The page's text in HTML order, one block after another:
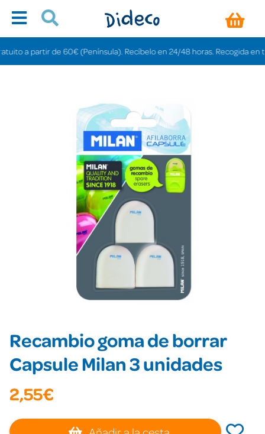
a partir de 60€ (Península). Recíbelo en 24/48 horas. Recogida en
Recambio goma de borrar
Capsule Milan 3 unidades
2,55€